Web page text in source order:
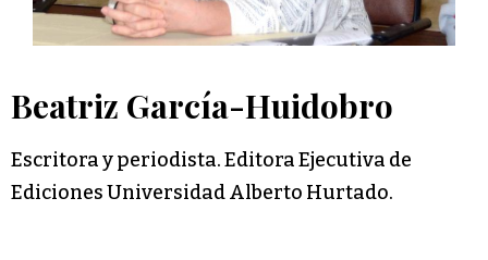
Beatriz García-Huidobro
Escritora y periodista. Editora Ejecutiva de
Ediciones Universidad Alberto Hurtado.